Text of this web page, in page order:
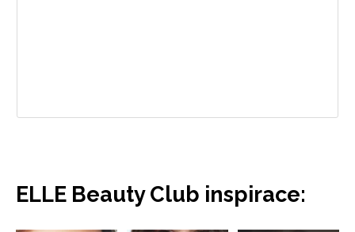
ELLE Beauty Club inspirace: